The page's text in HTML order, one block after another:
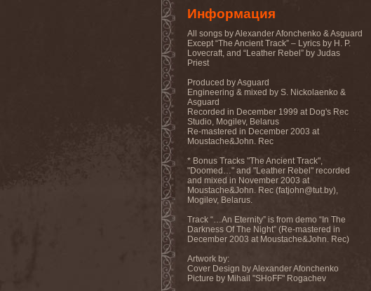
Информация
All songs by Alexander Afonchenko & Asguard
Except “The Ancient Track” – Lyrics by H. P.
Lovecraft, and “Leather Rebel” by Judas
Priest
Produced by Asguard
Engineering & mixed by S. Nickolaenko &
Asguard
Recorded in December 1999 at Dog's Rec
Studio, Mogilev, Belarus
Re-mastered in December 2003 at
Moustache&John. Rec
* Bonus Tracks "The Ancient Track",
"Doomed…" and "Leather Rebel" recorded
and mixed in November 2003 at
Moustache&John. Rec (fatjohn@tut.by),
Mogilev, Belarus.
Track “…An Eternity” is from demo “In The
Darkness Of The Night” (Re-mastered in
December 2003 at Moustache&John. Rec)
Artwork by:
Cover Design by Alexander Afonchenko
Picture by Mihail "SHoFF" Rogachev